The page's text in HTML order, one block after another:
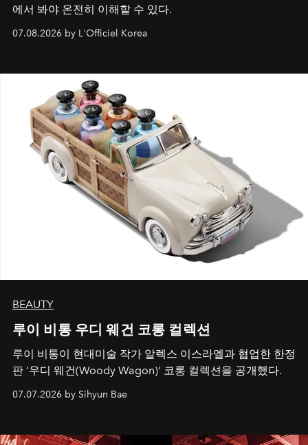
에서 봐야 온전히 이해할 수 있다.
07.08.2026 by L'Officiel Korea
BEAUTY
루이 비통 우디 웨건 코롱 컬렉션
루이 비통이 현대미술 작가 알렉스 이스라엘과 협업한 한정
판 ’우디 웨건(Woody Wagon)‘ 코롱 컬렉션을 공개했다.
07.07.2026 by Sihyun Bae